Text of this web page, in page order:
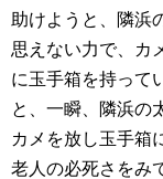
助けようと、隣浜
思えない力で、カ
に玉手箱を持って
と、一瞬、隣浜の
カメを放し玉手箱
老人の必死さをみ